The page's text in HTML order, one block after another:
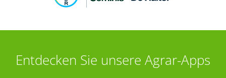
Entdecken Sie unsere Agrar-Apps